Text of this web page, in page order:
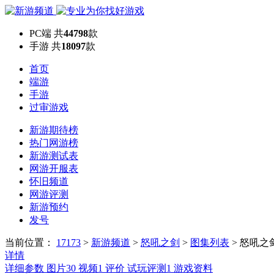
PC端 共44798款
手游 共18097款
首页
端游
手游
过审游戏
新游期待榜
热门网游榜
新游测试表
网游开服表
怀旧频道
网游评测
新游预约
发号
当前位置： 17173 > 新游频道 > 怒吼之剑 > 图集列表 > 怒吼之
详情
详细参数 图片30 视频1 评价 试玩评测 1 游戏资料